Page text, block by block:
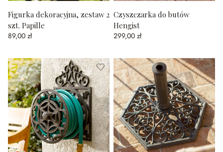
Figurka dekoracyjna, zestaw 2
szt. Papille
89,00 zł
Czyszczarka do butów
Hengist
299,00 zł